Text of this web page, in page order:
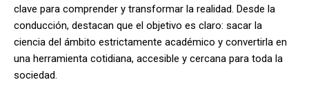
clave para comprender y transformar la realidad. Desde la
conducción, destacan que el objetivo es claro: sacar la
ciencia del ámbito estrictamente académico y convertirla en
una herramienta cotidiana, accesible y cercana para toda la
sociedad.